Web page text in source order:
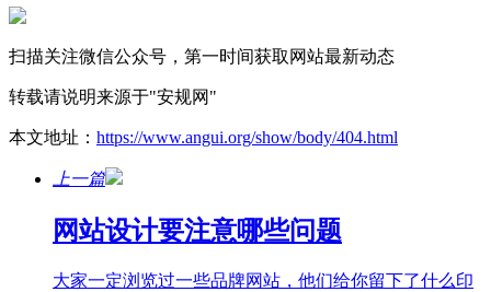
扫描关注微信公众号，第一时间获取网站最新动态
转载请说明来源于"安规网"
本文地址： https://www.angui.org/show/body/404.html
上一篇
网站设计要注意哪些问题
大家一定浏览过一些品牌网站，他们给你留下了什么印